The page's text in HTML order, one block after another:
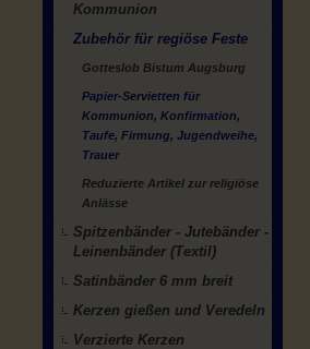
Kommunion
Zubehör für regiöse Feste
Gotteslob Bistum Augsburg
Papier-Servietten für
Kommunion, Konfirmation,
Taufe, Firmung, Jugendweihe,
Trauer
Reduzierte Artikel zur religiöse
Anlässe
Spitzenbänder - Jutebänder -
Leinenbänder (Textil)
Satinbänder 6 mm breit
Kerzen gießen und Veredeln
Verzierte Kerzen